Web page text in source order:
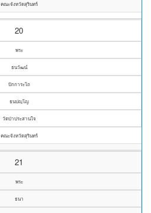
คณะจังหวัดสุรินทร์
20
พระ
ธนวัฒน์
ปักการะโถ
ธนปญฺโญ
วัดป่าประสานใจ
คณะจังหวัดสุรินทร์
21
พระ
ธนา